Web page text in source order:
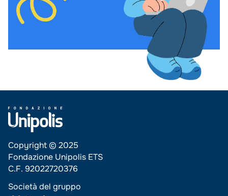
Copyright © 2025
Fondazione Unipolis ETS
C.F. 92022720376
Società del gruppo